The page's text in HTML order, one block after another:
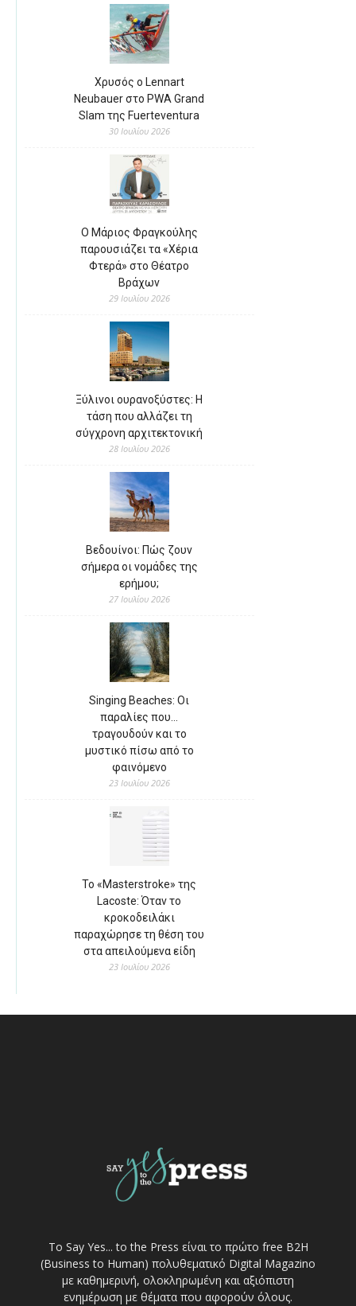
Χρυσός ο Lennart
Neubauer στο PWA Grand
Slam της Fuerteventura
30 Ιουλίου 2026
Ο Μάριος Φραγκούλης
παρουσιάζει τα «Χέρια
Φτερά» στο Θέατρο
Βράχων
29 Ιουλίου 2026
Ξύλινοι ουρανοξύστες: Η
τάση που αλλάζει τη
σύγχρονη αρχιτεκτονική
28 Ιουλίου 2026
Βεδουίνοι: Πώς ζουν
σήμερα οι νομάδες της
ερήμου;
27 Ιουλίου 2026
Singing Beaches: Οι
παραλίες που…
τραγουδούν και το
μυστικό πίσω από το
φαινόμενο
23 Ιουλίου 2026
Το «Masterstroke» της
Lacoste: Όταν το
κροκοδειλάκι
παραχώρησε τη θέση του
στα απειλούμενα είδη
23 Ιουλίου 2026
Το Say Yes... to the Press είναι το πρώτο free Β2Η
(Business to Human) πολυθεματικό Digital Magazino
με καθημερινή, ολοκληρωμένη και αξιόπιστη
ενημέρωση με θέματα που αφορούν όλους.